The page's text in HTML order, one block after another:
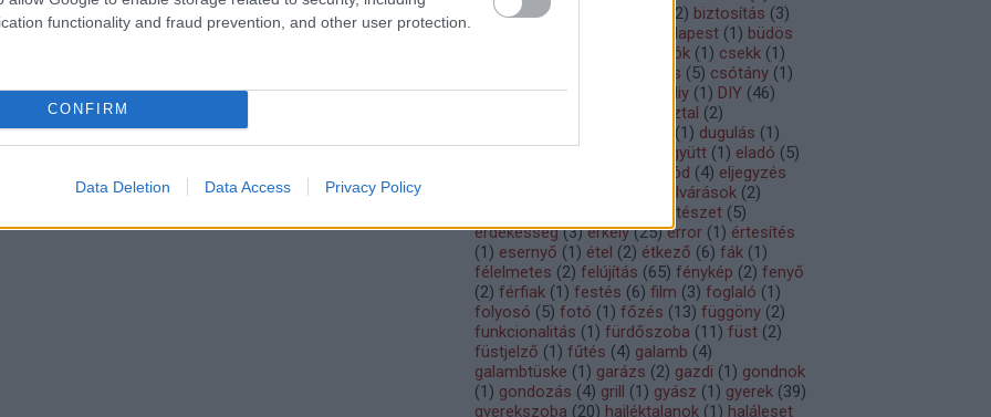
functionality and fraud prevention, and other user protection.
CONFIRM
Data Deletion Data Access Privacy Policy
bicikli (2) bio 2) biztosítás (3)
Budapest (1) büdös
csalók (1) csekk (1)
csomagolás (5) csótány (1)
dekoráció (77 diy (1) DIY (46)
dohányzóasztal (2)
(1) dugulás (1)
ébredés (1) egészség együtt (1) eladó (5)
életmód (4) eljegyzés
elvárások (2)
építészet (5)
érdekesség (3) erkély (25) error (1) értesítés
(1) esernyő (1) étel (2) étkező (6) fák (1)
félelmetes (2) felújítás (65) fénykép (2) fenyő
(2) férfiak (1) festés (6) film (3) foglaló (1)
folyosó (5) fotó (1) főzés (13) függöny (2)
funkcionalitás (1) fürdőszoba (11) füst (2)
füstjelző (1) fűtés (4) galamb (4)
galambtüske (1) garázs (2) gazdi (1) gondnok
(1) gondozás (4) grill (1) gyász (1) gyerek (39)
gyerekszoba (20) hajléktalanok (1) haláleset